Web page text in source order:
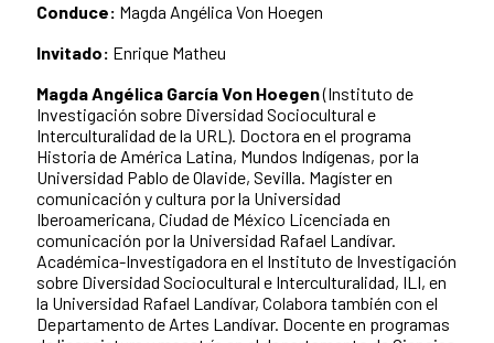
Conduce: Magda Angélica Von Hoegen
Invitado: Enrique Matheu
Magda Angélica García Von Hoegen(Instituto de
Investigación sobre Diversidad Sociocultural e
Interculturalidad de la URL). Doctora en el programa
Historia de América Latina, Mundos Indígenas, por la
Universidad Pablo de Olavide, Sevilla. Magíster en
comunicación y cultura por la Universidad
Iberoamericana, Ciudad de México Licenciada en
comunicación por la Universidad Rafael Landívar.
Académica-Investigadora en el Instituto de Investigación
sobre Diversidad Sociocultural e Interculturalidad, ILI, en
la Universidad Rafael Landívar, Colabora también con el
Departamento de Artes Landívar. Docente en programas